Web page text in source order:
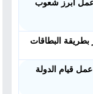
عمل ابرز شعوب
البطاقات
قيام الدولة